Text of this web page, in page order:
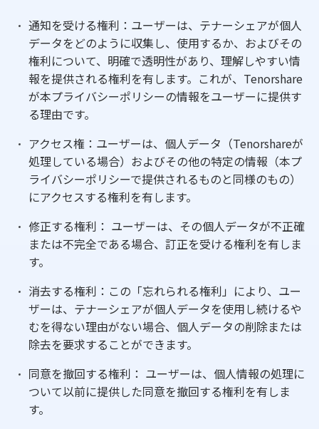
通知を受ける権利：ユーザーは、テナーシェアが個人
データをどのように収集し、使用するか、およびその
権利について、明確で透明性があり、理解しやすい情
報を提供される権利を有します。これが、Tenorshare
が本プライバシーポリシーの情報をユーザーに提供す
る理由です。
アクセス権：ユーザーは、個人データ（Tenorshareが
処理している場合）およびその他の特定の情報（本プ
ライバシーポリシーで提供されるものと同様のもの）
にアクセスする権利を有します。
修正する権利： ユーザーは、その個人データが不正確
または不完全である場合、訂正を受ける権利を有しま
す。
消去する権利：この「忘れられる権利」により、ユー
ザーは、テナーシェアが個人データを使用し続けるや
むを得ない理由がない場合、個人データの削除または
除去を要求することができます。
同意を撤回する権利： ユーザーは、個人情報の処理に
ついて以前に提供した同意を撤回する権利を有しま
す。